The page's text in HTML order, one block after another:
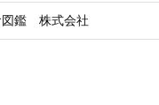
図鑑 株式会社